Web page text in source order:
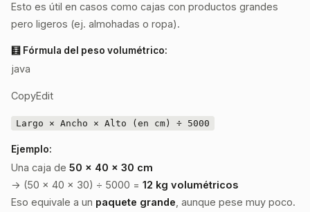
Esto es útil en casos como cajas con productos grandes
pero ligeros (ej. almohadas o ropa).
🧮 Fórmula del peso volumétrico:
java
CopyEdit
Largo × Ancho × Alto (en cm) ÷ 5000
Ejemplo:
Una caja de 50 x 40 x 30 cm
→ (50 × 40 × 30) ÷ 5000 = 12 kg volumétricos
Eso equivale a un paquete grande , aunque pese muy poco.